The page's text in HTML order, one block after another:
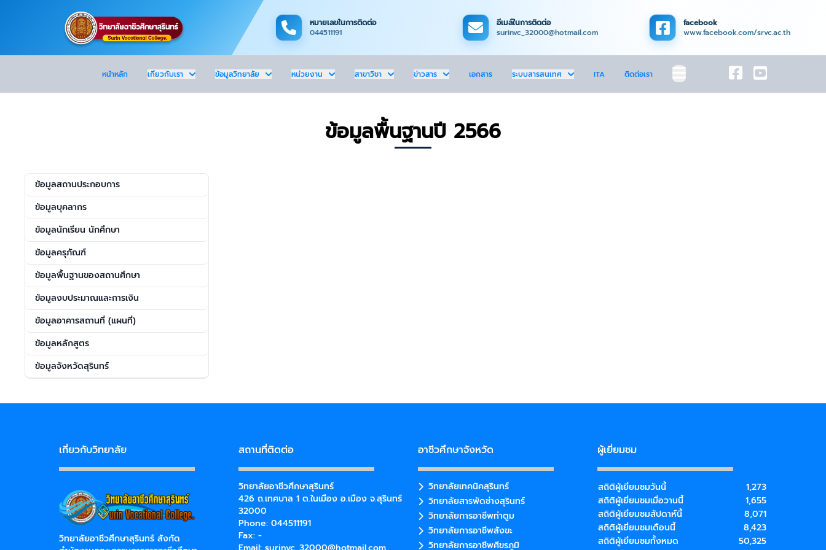
หมายเลขในการติดต่อ
044511191
อีเมล์ในการติดต่อ
surinvc_32000@hotmail.com
facebook
www.facebook.com/srvc.ac.th
หน้าหลัก เกี่ยวกับเรา ข้อมูลวิทยาลัย หน่วยงาน สาขาวิชา ข่าวสาร เอกสาร ระบบสารสนเทศ ITA ติดต่อเรา
ข้อมูลพื้นฐานปี 2566
ข้อมูลสถานประกอบการ
ข้อมูลบุคลากร
ข้อมูลนักเรียน นักศึกษา
ข้อมูลครุภัณฑ์
ข้อมูลพื้นฐานของสถานศึกษา
ข้อมูลงบประมาณและการเงิน
ข้อมูลอาคารสถานที่ (แผนที่)
ข้อมูลหลักสูตร
ข้อมูลจังหวัดสุรินทร์
เกี่ยวกับวิทยาลัย
วิทยาลัยอาชีวศึกษาสุรินทร์ สังกัด
สถานที่ติดต่อ
วิทยาลัยอาชีวศึกษาสุรินทร์
426 ถ.เทศบาล 1 ต.ในเมือง อ.เมือง จ.สุรินทร์
32000
Phone: 044511191
Fax: -
อาชีวศึกษาจังหวัด
วิทยาลัยเทคนิคสุรินทร์
วิทยาลัยสารพัดช่างสุรินทร์
วิทยาลัยการอาชีพท่าตูม
วิทยาลัยการอาชีพสังขะ
วิทยาลัยการอาชีพศีขรภูมิ
ผู้เยี่ยมชม
สถิติผู้เยี่ยมชมวันนี้
1,273
สถิติผู้เยี่ยมชมเมื่อวานนี้
1,655
สถิติผู้เยี่ยมชมสัปดาห์นี้
8,071
สถิติผู้เยี่ยมชมเดือนนี้
8,423
สถิติผู้เยี่ยมชมทั้งหมด
50,325